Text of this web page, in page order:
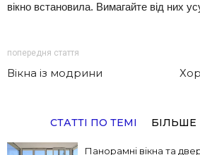
вікно встановила. Вимагайте від них
попередня стаття
Вікна із модрини
СТАТТІ ПО ТЕМІ БІЛЬШЕ
Панорамні вікна та